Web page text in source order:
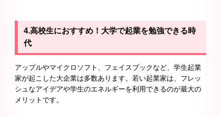
4.高校生におすすめ！大学で起業を勉強できる時
代
アップルやマイクロソフト、フェイスブックなど、学生起業
家が起こした大企業は多数あります。若い起業家は、フレッ
シュなアイデアや学生のエネルギーを利用できるのが最大の
メリットです。